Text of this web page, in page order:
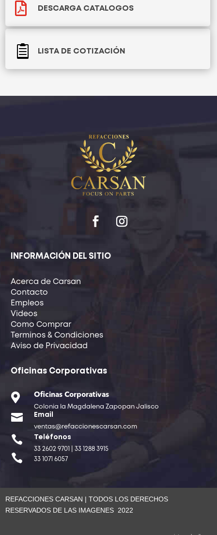
 DESCARGA CATALOGOS
 LISTA DE COTIZACIÓN
INFORMACIÓN DEL SITIO
Acerca de Carsan
Contacto
Empleos
Videos
Como Comprar
Terminos & Condiciones
Aviso de Privacidad
Oficinas Corporativas
 Oficinas Corporativas
Colonia la Magdalena Zapopan Jalisco
 Email
ventas@refaccionescarsan.com
 Teléfonos
33 2602 9701 | 33 1288 3915
 33 1071 6057
REFACCIONES CARSAN | TODOS LOS DERECHOS
RESERVADOS DE LAS IMAGENES 2022